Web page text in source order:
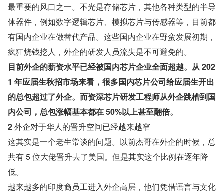
最重要的风口之一。不光是存储芯片，其他各种类型的半导
体器件，例如数字逻辑芯片、模拟芯片与传感器等，目前都
有国内企业在做替代产品。这些国内企业在野蛮发展初期，
疯狂烧钱挖人，外企的研发人员流失是不可避免的。
目前外企的薪资水平已经被国内芯片企业全面超越。从 202
1 年应届生秋招市场来看，很多国内芯片公司给应届生开出
的总包超过了外企。而资深芯片研发工程师从外企跳槽到国
内公司，总包涨幅基本都在 50%以上甚至翻倍。
2 外企对于华人的晋升空间已经越来越窄
这其实是一个老生常谈的问题。以前杰哥在外企的时候，总
共有 5 位大佬晋升去了美国。但是其实这个比例在逐年降
低。
越来越多的印度裔员工进入外企高层，他们凭借语言与文化